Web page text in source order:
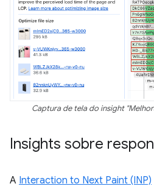
Captura de tela do insight
Insights sobre
A Interaction to Next Paint (INP)